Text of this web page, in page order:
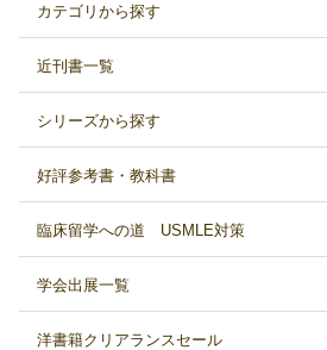
カテゴリから探す
近刊書一覧
シリーズから探す
好評参考書・教科書
臨床留学への道 USMLE対策
学会出展一覧
洋書籍クリアランスセール